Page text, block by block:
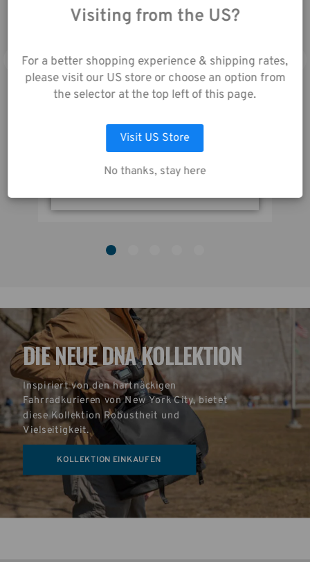
Axis v2 4L Top Loader - MultiCam Black
DIE NEUE DNA KOLLEKTION
Inspiriert von den hartnäckigen
Fahrradkurieren von New York City, bietet
diese Kollektion Robustheit und
Vielseitigkeit.
KOLLEKTION EINKAUFEN
unserer Website
stimmen Sie der
unserer
Datenschutzrichtlinie
zu.
AUSWAHL ANPASSEN
ALLE COOKIES AKZEPTIEREN
Visiting from the US?
For a better shopping experience & shipping rates,
please visit our US store or choose an option from
the selector at the top left of this page.
Visit US Store
No thanks, stay here